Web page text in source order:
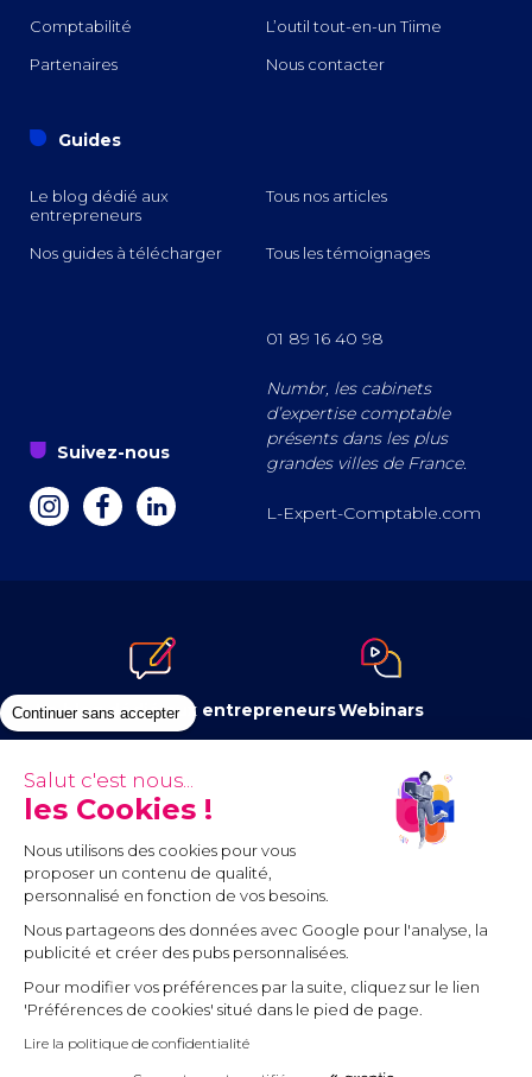
Continuer sans accepter
Salut c'est nous...
les Cookies !
Nous utilisons des cookies pour vous
proposer un contenu de qualité,
personnalisé en fonction de vos besoins.
Nous partageons des données avec Google pour l'analyse, la
publicité et créer des pubs personnalisées.
Pour modifier vos préférences par la suite, cliquez sur le lien
'Préférences de cookies' situé dans le pied de page.
Lire la politique de confidentialité
Comptabilité
L’outil tout-en-un Tiime
Partenaires
Nous contacter
o Guides
Le blog dédié aux
entrepreneurs
Tous nos articles
Nos guides à télécharger Tous les témoignages
s Suivez-nous
a z e
01 89 16 40 98
Numbr, les cabinets
d’expertise comptable
présents dans les plus
grandes villes de France.
L-Expert-Comptable.com
Le blog dédié aux entrepreneursWebinars
Newsletter Contenus à télécharger
Communauté
Mentions légales Conditions générales d’utilisation